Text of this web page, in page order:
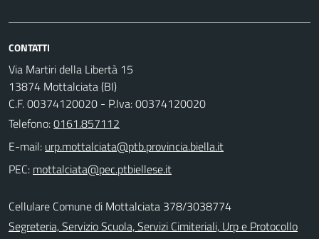
CONTATTI
Via Martiri della Libertà 15
13874 Mottalciata (BI)
C.F. 00374120020 - P.Iva: 00374120020
Telefono:0161.857112
E-mail:
PEC:
Cellulare Comune di Mottalciata 378/3038774
Segreteria, Servizio Scuola, Servizi Cimiteriali, Urp e Protocollo